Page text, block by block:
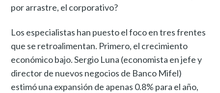
por arrastre, el corporativo?
Los especialistas han puesto el foco en tres frentes
que se retroalimentan. Primero, el crecimiento
económico bajo. Sergio Luna (economista en jefe y
director de nuevos negocios de Banco Mifel)
estimó una expansión de apenas 0.8% para el año,